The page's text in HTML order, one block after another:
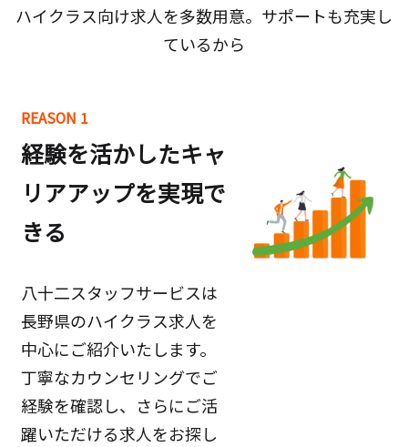
ハイクラス向け求人を多数用意。サポートも充実し
ているから
REASON 1
経験を活かしたキャ
リアアップを実現で
きる
八十二スタッフサービスは
長野県のハイクラス求人を
中心にご紹介いたします。
丁寧なカウンセリングでご
経験を確認し、さらにご活
躍いただける求人をお探し